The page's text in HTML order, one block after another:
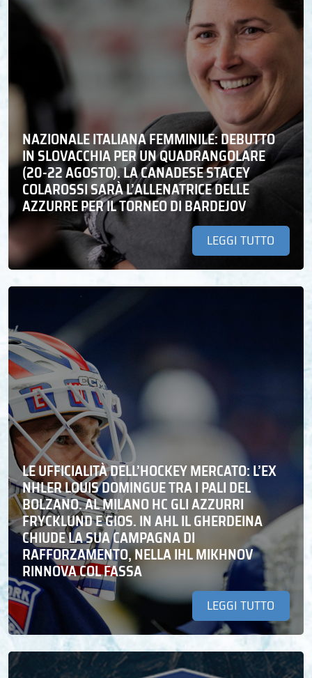
NAZIONALE ITALIANA FEMMINILE: DEBUTTO
IN SLOVACCHIA PER UN QUADRANGOLARE
(20-22 AGOSTO). LA CANADESE STACEY
COLAROSSI SARÀ L’ALLENATRICE DELLE
AZZURRE PER IL TORNEO DI BARDEJOV
LEGGI TUTTO
LE UFFICIALITÀ DELL’HOCKEY MERCATO: L’EX
NHLER LOUIS DOMINGUE TRA I PALI DEL
BOLZANO. AL MILANO HC GLI AZZURRI
FRYCKLUND E GIOS. IN AHL IL GHERDEINA
CHIUDE LA SUA CAMPAGNA DI
RAFFORZAMENTO, NELLA IHL MIKHNOV
RINNOVA COL FASSA
LEGGI TUTTO